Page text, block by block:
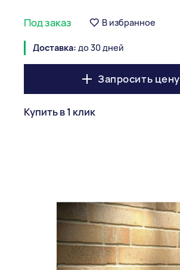
Под заказ В избранное
Доставка: до 30 дней
Запросить цену
Купить в 1 клик